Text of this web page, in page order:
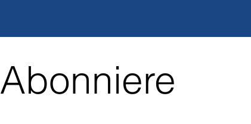
Abonniere